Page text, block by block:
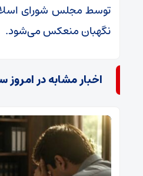
توسط مجلس شورای
نگهبان منعکس می‌شود.
اخبار مشابه در امروز